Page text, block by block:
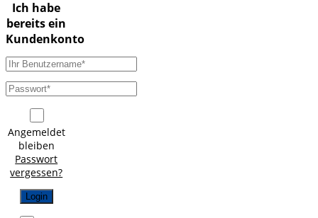
Angemeldet
bleiben
Passwort
vergessen?
Login